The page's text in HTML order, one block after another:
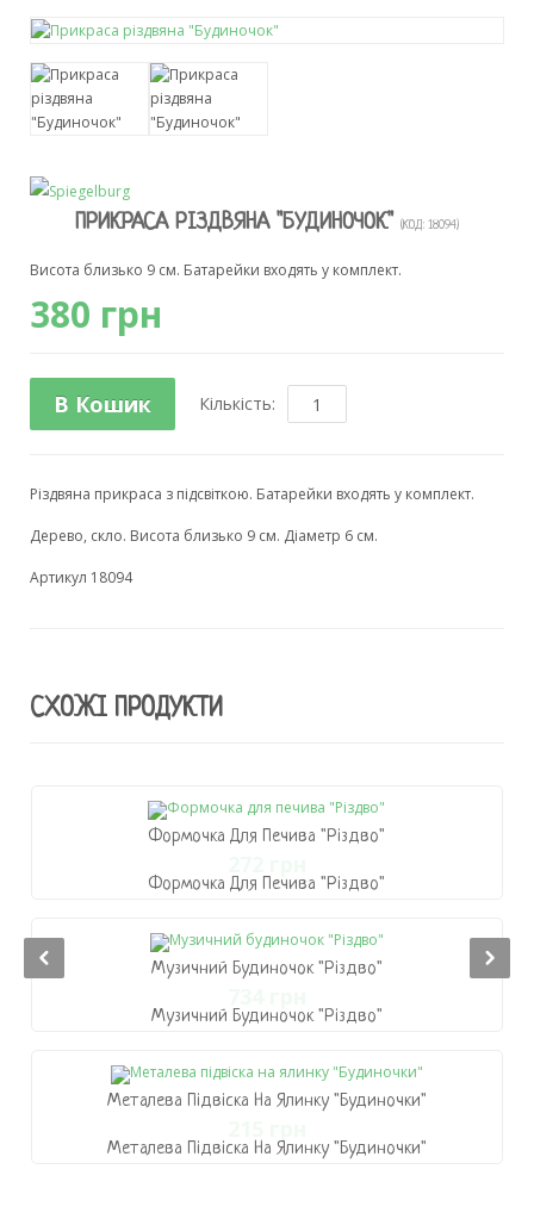
ПРИКРАСА РІЗДВЯНА "БУДИНОЧОК" (КОД: 18094)
Висота близько 9 см. Батарейки входять у комплект.
380 грн
В Кошик Кількість:
Різдвяна прикраса з підсвіткою. Батарейки входять у комплект.
Дерево, скло. Висота близько 9 см. Діаметр 6 см.
Артикул 18094
СХОЖІ ПРОДУКТИ
Формочка Для Печива "Різдво"
Формочка Для Печива "Різдво"
В Кошик
Музичний Будиночок "Різдво"
Музичний Будиночок "Різдво"
В Кошик
Металева Підвіска На Ялинку "Будиночки"
Металева Підвіска На Ялинку "Будиночки"